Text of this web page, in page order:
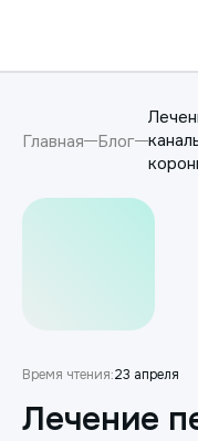
Главная Блог
Время чтения:23 апреля
Лечение